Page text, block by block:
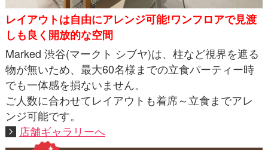
レイアウトは自由にアレンジ可能!ワンフロアで見渡
しも良く開放的な空間
Marked 渋谷(マークト シブヤ)は、柱など視界を遮る
物が無いため、最大60名様までの立食パーティー時
でも一体感を損ないません。
ご人数に合わせてレイアウトも着席～立食までアレ
ンジ可能です。
店舗ギャラリーへ